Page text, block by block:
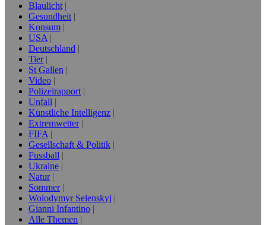
Blaulicht
Gesundheit
Konsum
USA
Deutschland
Tier
St Gallen
Video
Polizeirapport
Unfall
Künstliche Intelligenz
Extremwetter
FIFA
Gesellschaft & Politik
Fussball
Ukraine
Natur
Sommer
Wolodymyr Selenskyj
Gianni Infantino
Alle Themen